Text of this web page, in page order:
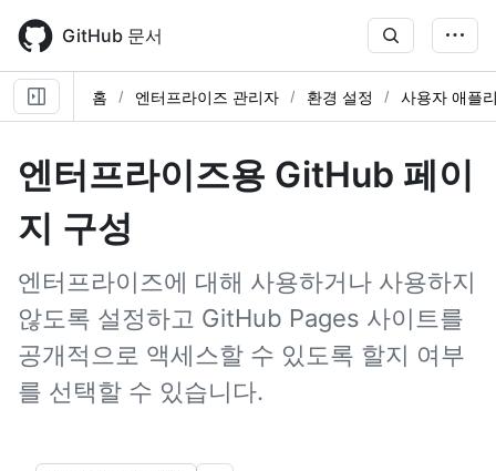
main
content
GitHub 문서
홈 엔터프라이즈 관리자 환경 설정 사용자 애플
엔터프라이즈용 GitHub 페이
지 구성
엔터프라이즈에 대해 사용하거나 사용하지
않도록 설정하고 GitHub Pages 사이트를
공개적으로 액세스할 수 있도록 할지 여부
를 선택할 수 있습니다.